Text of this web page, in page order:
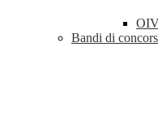
Bandi di